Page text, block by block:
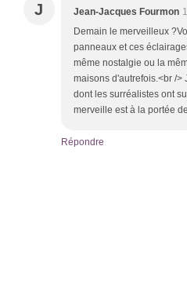
J Jean-Jacques Fourmon
Demain le merveilleux
panneaux et ces
même nostalgie ou la
maisons d'autrefois.<br /
dont les surréalistes ont
merveille est à la portée
Répondre